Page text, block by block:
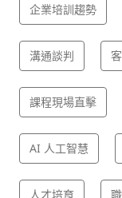
企業培訓趨勢
溝通談判
課程現場直擊
AI 人工智慧
人才培育